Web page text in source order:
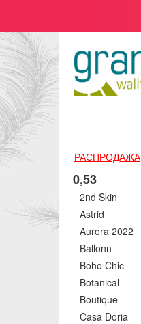
РАСПРОДАЖА
0,53
2nd Skin
Astrid
Aurora 2022
Ballonn
Boho Chic
Botanical
Boutique
Casa Doria